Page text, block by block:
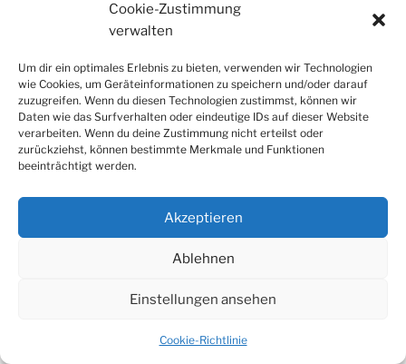
Cookie-Zustimmung
verwalten
Um dir ein optimales Erlebnis zu bieten, verwenden wir Technologien
wie Cookies, um Geräteinformationen zu speichern und/oder darauf
zuzugreifen. Wenn du diesen Technologien zustimmst, können wir
Daten wie das Surfverhalten oder eindeutige IDs auf dieser Website
verarbeiten. Wenn du deine Zustimmung nicht erteilst oder
zurückziehst, können bestimmte Merkmale und Funktionen
beeinträchtigt werden.
Akzeptieren
Ablehnen
Einstellungen ansehen
Cookie-Richtlinie
Ihr findet mich auch auf Mastodon